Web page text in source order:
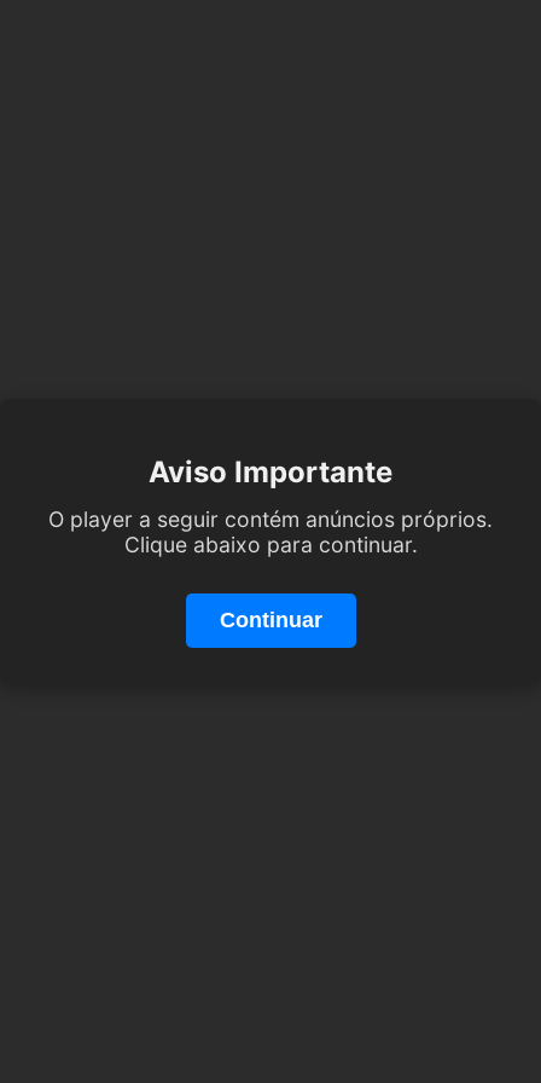
Aviso Importante
O player a seguir contém anúncios próprios.
Clique abaixo para continuar.
Continuar